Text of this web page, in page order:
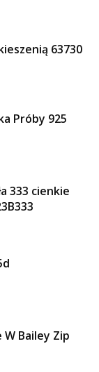
63730
Próby 925
333 cienkie
W Bailey Zip